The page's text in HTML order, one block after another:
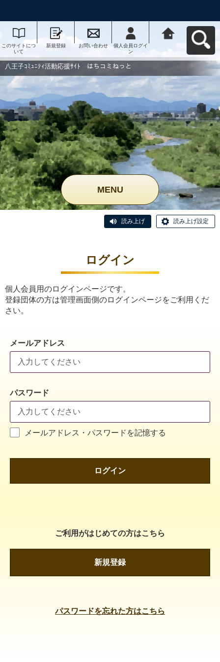
このサイトにつ
いて
新規登録 お問い合わせ
個人会員ログイ
ン
動応援ｻｲﾄ はち
コミねっとへ戻
八王子ｺﾐｭﾆﾃｨ活動応援ｻｲﾄ はちコミねっと
MENU
読み上げ 読み上げ設定
ログイン
個人会員用のログインページです。
登録団体の方は管理画面側のログインページをご利用くだ
さい。
メールアドレス
パスワード
メールアドレス・パスワードを記憶する
ログイン
ご利用がはじめての方はこちら
新規登録
パスワードを忘れた方はこちら